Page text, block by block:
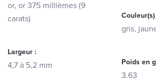
or, or 375 millièmes (9
carats)
Couleur(s)
gris,
Largeur :
4,7 à 5,2 mm Poids en
3.63